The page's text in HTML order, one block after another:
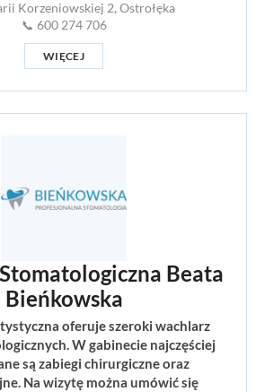
Korzeniowskiej 2, Ostrołęka
📞 600 274 706
WIĘCEJ
Beata
Bieńkowska
oferuje szeroki wachlarz
W gabinecie najczęściej
są zabiegi chirurgiczne oraz
Na wizytę można umówić się